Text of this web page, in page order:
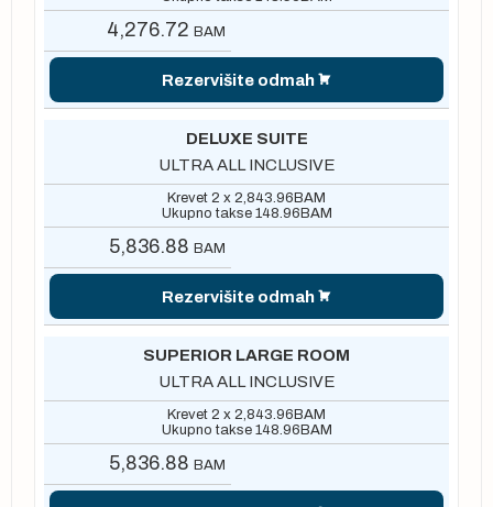
4,276.72 BAM
Rezervišite odmah
DELUXE SUITE
ULTRA ALL INCLUSIVE
Krevet 2 x 2,843.96 BAM
Ukupno takse 148.96 BAM
5,836.88 BAM
Rezervišite odmah
SUPERIOR LARGE ROOM
ULTRA ALL INCLUSIVE
Krevet 2 x 2,843.96 BAM
Ukupno takse 148.96 BAM
5,836.88 BAM